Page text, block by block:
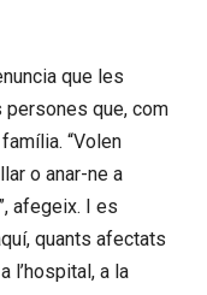
que les
que, com
“Volen
o anar-ne a
afegeix. I es
quants afectats
l’hospital, a la